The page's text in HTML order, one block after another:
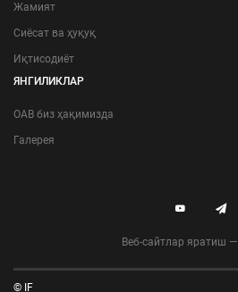
Жамият
Сиёсат ва ҳуқуқ
Иқтисодиёт
ЯНГИЛИКЛАР
ОАВ биз ҳақимизда
Галерея
Веб-сайтлар яратиш —
© IF